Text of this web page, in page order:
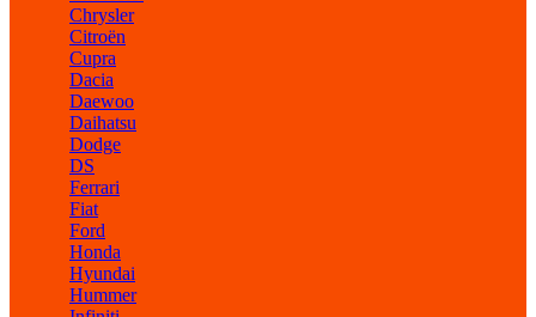
Chrysler
Citroën
Cupra
Dacia
Daewoo
Daihatsu
Dodge
DS
Ferrari
Fiat
Ford
Honda
Hyundai
Hummer